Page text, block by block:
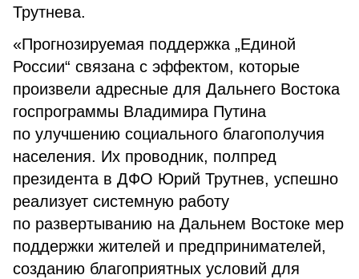
Трутнева.
«Прогнозируемая поддержка „Единой
России“ связана с эффектом, которые
произвели адресные для Дальнего Востока
госпрограммы Владимира Путина
по улучшению социального благополучия
населения. Их проводник, полпред
президента в ДФО Юрий Трутнев, успешно
реализует системную работу
по развертыванию на Дальнем Востоке мер
поддержки жителей и предпринимателей,
созданию благоприятных условий для